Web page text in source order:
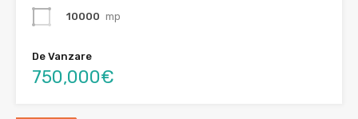
10000 mp
De Vanzare
750,000€